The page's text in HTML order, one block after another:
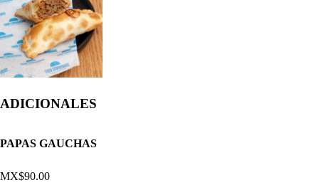
ADICIONALES
PAPAS GAUCHAS
MX$90.00